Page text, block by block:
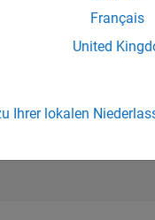
Français
United
Ihrer lokalen